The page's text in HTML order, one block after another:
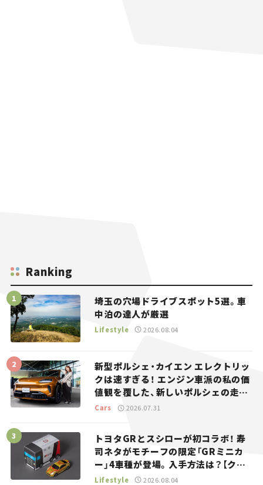
Ranking
埼玉の穴場ドライブスポット5選。車
中泊の達人が厳選
Lifestyle 2026.08.04
新型ポルシェ・カイエン エレクトリッ
クは速すぎる！ エンジン車派の私の価
値観を覆した、新しいポルシェの走
り。
Cars 2026.07.31
トヨタGRとスシローが初コラボ！ 寿
司ネタがモチーフの限定「GRミニカ
ー」4車種が登場。入手方法は？【クル
マとホビー】
Lifestyle 2026.08.04